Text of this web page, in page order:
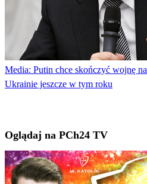
Media: Putin chce skończyć wojnę na
Ukrainie jeszcze w tym roku
Oglądaj na PCh24 TV